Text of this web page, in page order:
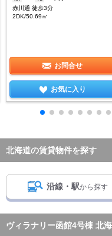
赤川通 徒歩3分
2DK/50.69㎡
お問合せ
お気に入り
北海道の賃貸物件を探す
沿線・駅から探す
ヴィラナリー函館4号棟 北